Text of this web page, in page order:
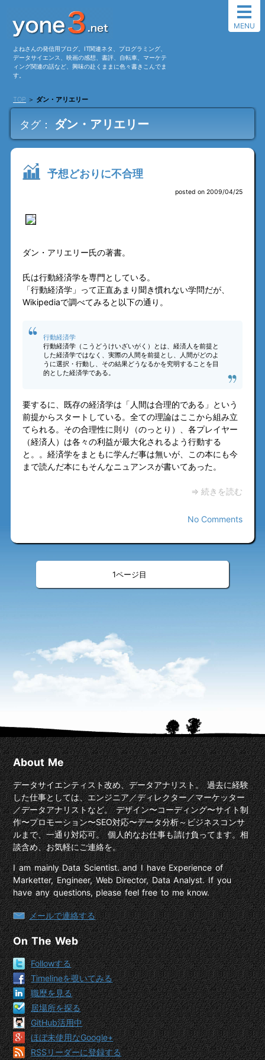
よねさんの発信用ブログ。IT関連ネタ、プログラミング、
データサイエンス、映画の感想、書評、自転車、マーケテ
ィング関連の話など、興味の赴くままに色々書きこんでま
す。
TOP ＞ ダン・アリエリー
MENU
タグ： ダン・アリエリー
予想どおりに不合理
posted on 2009/04/25
ダン・アリエリー氏の著書。
氏は行動経済学を専門としている。
「行動経済学」って正直あまり聞き慣れない学問だが、
Wikipediaで調べてみると以下の通り。
行動経済学
行動経済学（こうどうけいざいがく）とは、経済人を前提と
した経済学ではなく、実際の人間を前提とし、人間がどのよ
うに選択・行動し、その結果どうなるかを究明することを目
的とした経済学である。
要するに、既存の経済学は「人間は合理的である」という
前提からスタートしている。全ての理論はここから組み立
てられる。その合理性に則り（のっとり）、各プレイヤー
（経済人）は各々の利益が最大化されるよう行動する
と。。経済学をまともに学んだ事は無いが、この本にも今
まで読んだ本にもそんなニュアンスが書いてあった。
⇒ 続きを読む
No Comments
1
About Me
データサイエンティスト改め、データアナリスト。 過去に経験
した仕事としては、エンジニア／ディレクター／マーケッター
／データアナリストなど。 デザイン〜コーディング〜サイト制
作〜プロモーション〜SEO対応〜データ分析～ビジネスコンサ
ルまで、一通り対応可。 個人的なお仕事も請け負ってます。相
談含め、お気軽にご連絡を。
I am mainly Data Scientist. and I have Experience of
Marketter, Engineer, Web Director, Data Analyst. If you
have any questions, please feel free to me know.
メールで連絡する
On The Web
Followする
Timelineを覗いてみる
職歴を見る
居場所を探る
GitHub活用中
ほぼ未使用なGoogle+
RSSリーダーに登録する